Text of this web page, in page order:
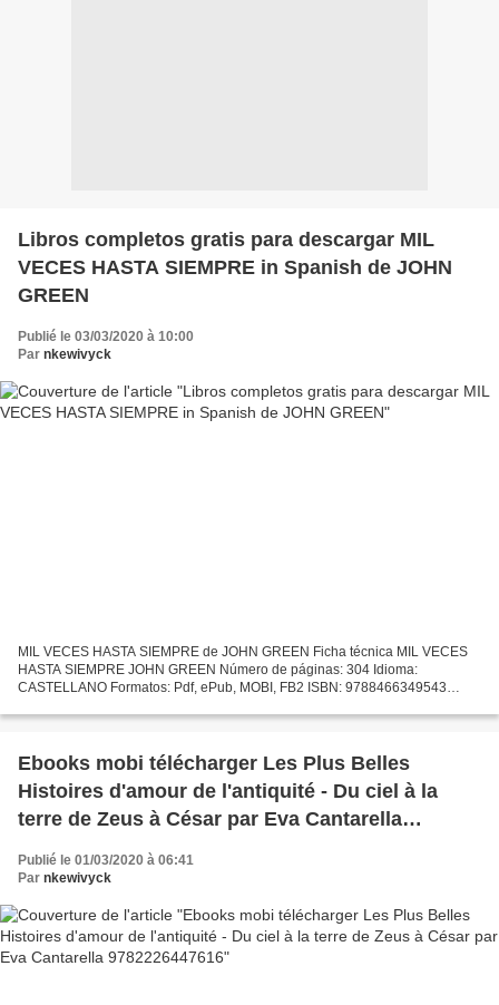
Libros completos gratis para descargar MIL
VECES HASTA SIEMPRE in Spanish de JOHN
GREEN
Publié le 03/03/2020 à 10:00
Par nkewivyck
MIL VECES HASTA SIEMPRE de JOHN GREEN Ficha técnica MIL VECES
HASTA SIEMPRE JOHN GREEN Número de páginas: 304 Idioma:
CASTELLANO Formatos: Pdf, ePub, MOBI, FB2 ISBN: 9788466349543
Descargar...
Ebooks mobi télécharger Les Plus Belles
Histoires d'amour de l'antiquité - Du ciel à la
terre de Zeus à César par Eva Cantarella
9782226447616
Publié le 01/03/2020 à 06:41
Par nkewivyck